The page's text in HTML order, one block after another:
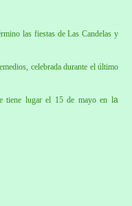
las fiestas de Las Candelas y
celebrada durante el último
tiene lugar el 15 de mayo en la